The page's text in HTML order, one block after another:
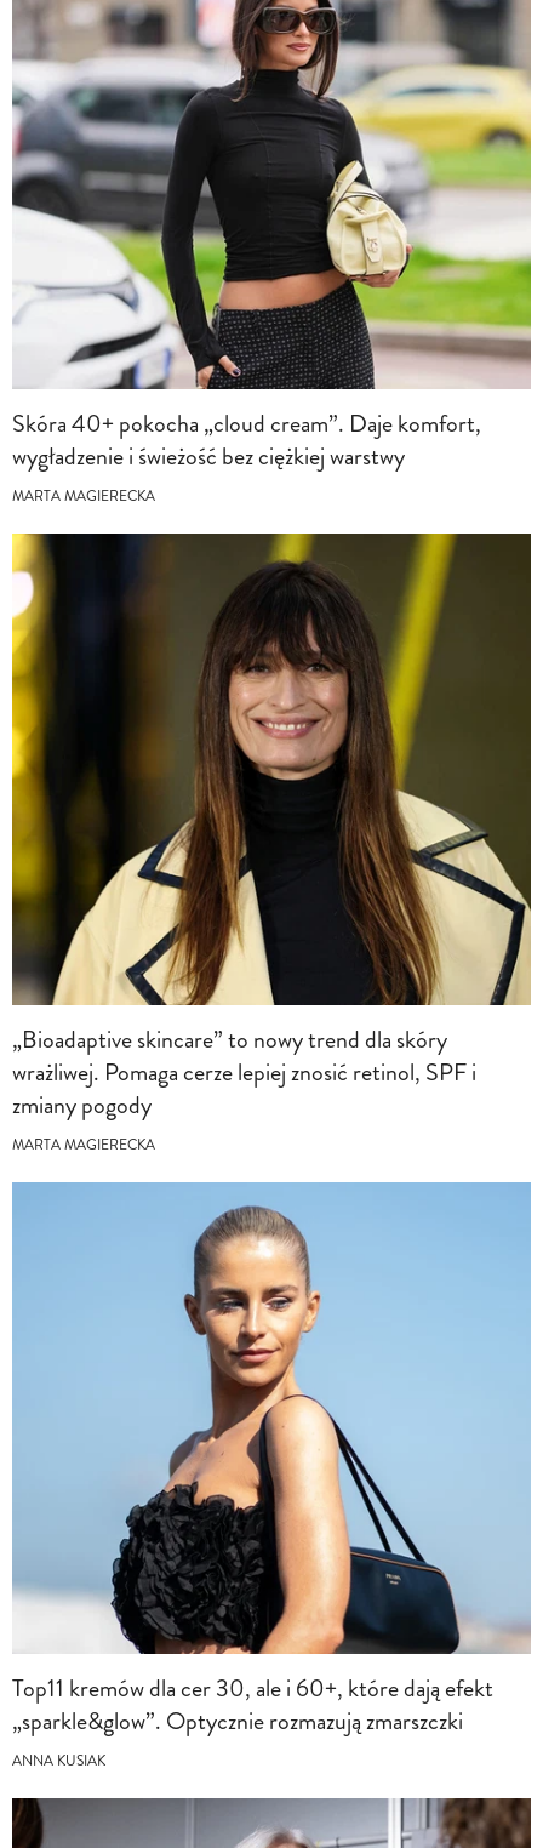
Skóra 40+ pokocha „cloud cream”. Daje komfort,
wygładzenie i świeżość bez ciężkiej warstwy
MARTA MAGIERECKA
„Bioadaptive skincare” to nowy trend dla skóry
wrażliwej. Pomaga cerze lepiej znosić retinol, SPF i
zmiany pogody
MARTA MAGIERECKA
Top11 kremów dla cer 30, ale i 60+, które dają efekt
„sparkle&glow”. Optycznie rozmazują zmarszczki
ANNA KUSIAK